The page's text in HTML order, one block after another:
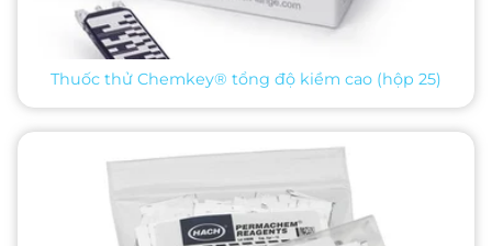
Thuốc thử Chemkey® tổng độ kiềm cao (hộp 25)